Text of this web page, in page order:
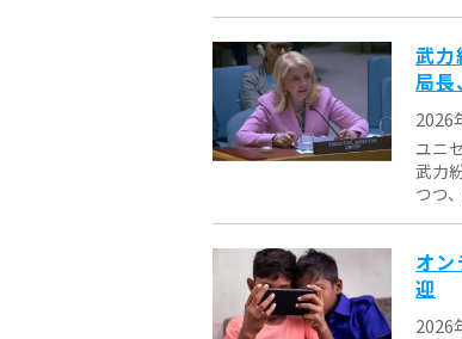
武
局長
2026
ユニ
武力
つつ
オ
迎
2026